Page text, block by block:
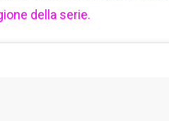
della serie.